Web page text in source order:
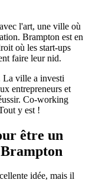
l'art, une ville où
Brampton est en
où les start-ups
faire leur nid.
La ville a investi
entrepreneurs et
Co-working
y est !
être un
idée, mais il